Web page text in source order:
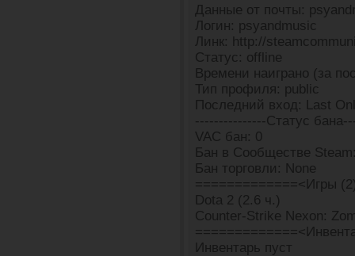
Данные от почты:
Логин: psyandmusic
Линк: http://
Статус: offline
Времени наиграно (за
Тип профиля: public
Последний вход: Last
---------------Статус
VAC бан: 0
Бан в Сообществе
Бан торговли: None
=============<Игры
Dota 2 (2.6 ч.)
Counter-Strike Nexon:
Инвентарь пуст